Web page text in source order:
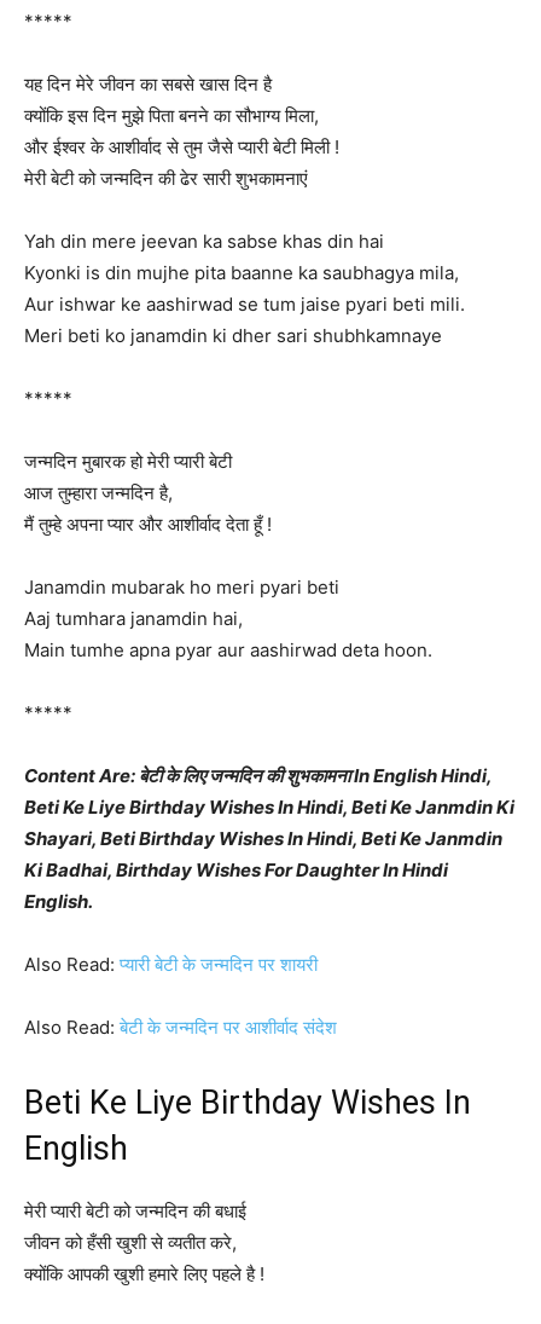
*****
यह दिन मेरे जीवन का सबसे खास दिन है
क्योंकि इस दिन मुझे पिता बनने का सौभाग्य मिला,
और ईश्वर के आशीर्वाद से तुम जैसे प्यारी बेटी मिली !
मेरी बेटी को जन्मदिन की ढेर सारी शुभकामनाएं
Yah din mere jeevan ka sabse khas din hai
Kyonki is din mujhe pita baanne ka saubhagya mila,
Aur ishwar ke aashirwad se tum jaise pyari beti mili.
Meri beti ko janamdin ki dher sari shubhkamnaye
*****
जन्मदिन मुबारक हो मेरी प्यारी बेटी
आज तुम्हारा जन्मदिन है,
मैं तुम्हे अपना प्यार और आशीर्वाद देता हूँ !
Janamdin mubarak ho meri pyari beti
Aaj tumhara janamdin hai,
Main tumhe apna pyar aur aashirwad deta hoon.
*****
Content Are: बेटी के लिए जन्मदिन की शुभकामना In English Hindi,
Beti Ke Liye Birthday Wishes In Hindi, Beti Ke Janmdin Ki
Shayari, Beti Birthday Wishes In Hindi, Beti Ke Janmdin
Ki Badhai, Birthday Wishes For Daughter In Hindi
English.
Also Read:प्यारी बेटी के जन्मदिन पर शायरी
Also Read:बेटी के जन्मदिन पर आशीर्वाद संदेश
Beti Ke Liye Birthday Wishes In
English
मेरी प्यारी बेटी को जन्मदिन की बधाई
जीवन को हँसी खुशी से व्यतीत करे,
क्योंकि आपकी खुशी हमारे लिए पहले है !